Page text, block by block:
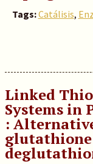
Tags:Catálisis,
Linked
Systems in
: